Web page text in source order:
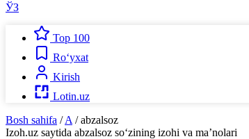
ЎЗ
Top 100
Ro‘yxat
Kirish
Lotin.uz
Bosh sahifa / A / abzalsoz
Izoh.uz saytida abzalsoz so‘zining izohi va ma’nolari